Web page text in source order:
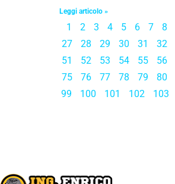
Leggi articolo »
1 2 3 4 5 6 7 8
27
28 29 30 31 32
51
52 53 54 55 56
75
76 77 78 79 80
99
100 101 102 103